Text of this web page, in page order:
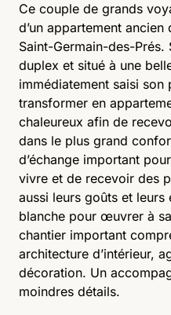
Ce couple de grands
d’un appartement
Saint-Germain-des-
duplex et situé à une
immédiatement saisi son
transformer en
chaleureux afin de
dans le plus grand
d’échange important
vivre et de recevoir des
aussi leurs goûts et leurs
blanche pour œuvrer à
chantier important
architecture d’intérieur,
décoration. Un
moindres détails.